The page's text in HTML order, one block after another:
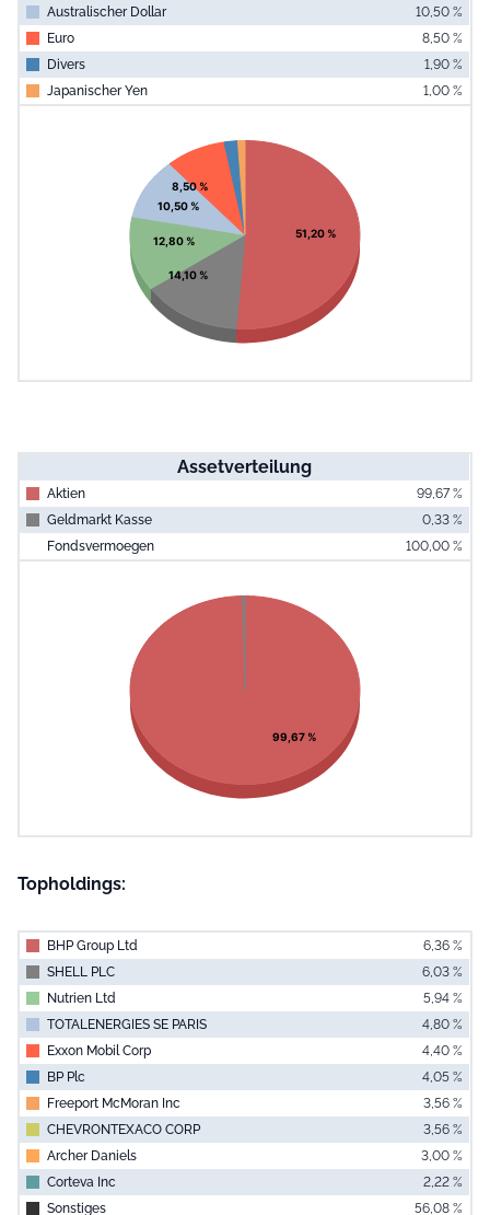
Australischer Dollar
10,50 %
Euro
8,50 %
Divers
1,90 %
Japanischer Yen
1,00 %
Pie chart with 7 slices.
View as data table, Chart
51,20 %
14,10 %
12,80 %
10,50 %
8,50 %
Assetverteilung
Aktien
99,67 %
Geldmarkt Kasse
0,33 %
Fondsvermoegen
100,00 %
Pie chart with 2 slices.
View as data table, Chart
99,67 %
Topholdings:
BHP Group Ltd
6,36 %
SHELL PLC
6,03 %
Nutrien Ltd
5,94 %
TOTALENERGIES SE PARIS
4,80 %
Exxon Mobil Corp
4,40 %
BP Plc
4,05 %
Freeport McMoran Inc
3,56 %
CHEVRONTEXACO CORP
3,56 %
Archer Daniels
3,00 %
Corteva Inc
2,22 %
Sonstiges
56,08 %